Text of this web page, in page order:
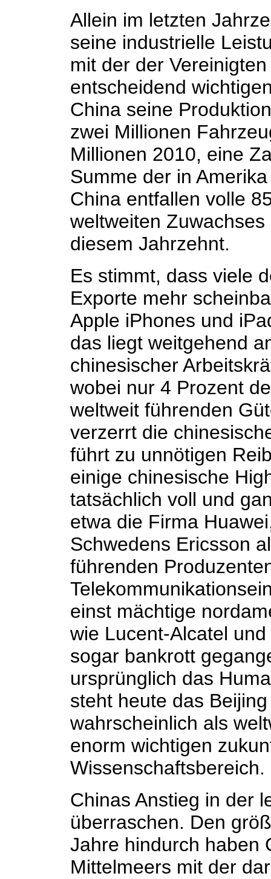
Allein im letzten
seine industrielle
mit der der
entscheidend
China seine
zwei Millionen
Millionen 2010, eine
Summe der in
China entfallen volle
weltweiten
diesem Jahrzehnt.
Es stimmt, dass viele
Exporte mehr
Apple iPhones und
das liegt weitgehend
chinesischer
wobei nur 4 Prozent
weltweit führenden
verzerrt die
führt zu unnötigen
einige chinesische
tatsächlich voll und
etwa die Firma
Schwedens Ericsson
führenden
einst mächtige
wie Lucent-Alcatel
sogar bankrott
ursprünglich das
steht heute das
wahrscheinlich als
enorm wichtigen
Wissenschaftsbereich.
Chinas Anstieg in der
überraschen. Den
Jahre hindurch haben
Mittelmeers mit der